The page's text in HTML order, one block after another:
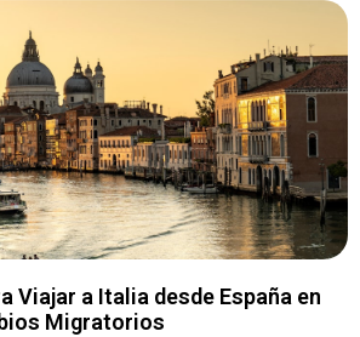
Viajar a Italia desde España en
Migratorios